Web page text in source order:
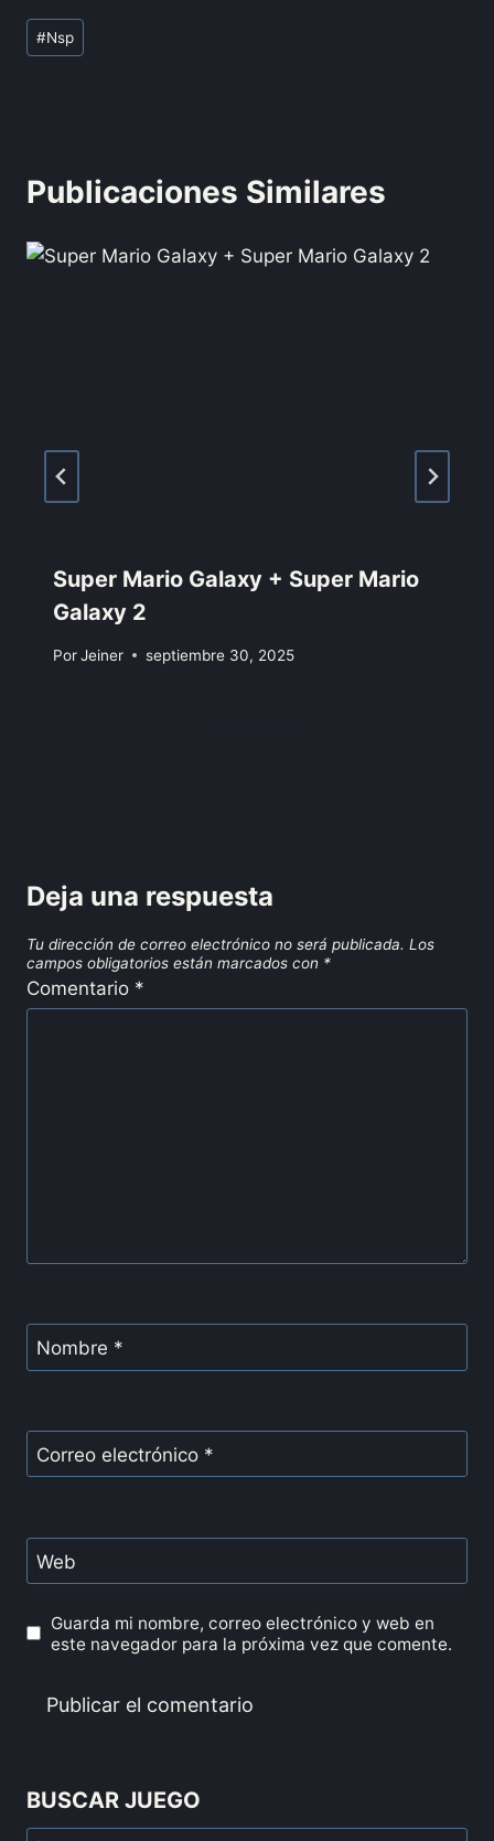
#Nsp
Publicaciones Similares
Super Mario Galaxy + Super Mario
Galaxy 2
PorJeiner septiembre 30, 2025
Deja una respuesta
Tu dirección de correo electrónico no será publicada. Los
campos obligatorios están marcados con *
Comentario *
Nombre *
Correo electrónico *
Web
Guarda mi nombre, correo electrónico y web en
este navegador para la próxima vez que comente.
BUSCAR JUEGO